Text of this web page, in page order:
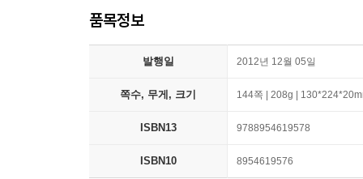
품목정보
발행일 2012년 12월 05일
쪽수, 무게, 크기 144쪽 | 208g |
ISBN13 9788954619578
ISBN10 8954619576